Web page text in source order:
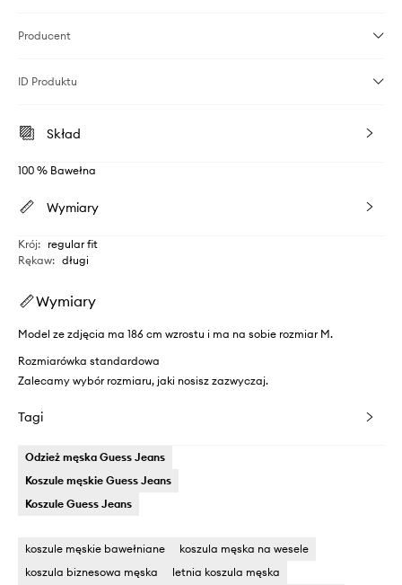
Producent
ID Produktu
Skład
100 % Bawełna
Wymiary
Krój: regular fit
Rękaw: długi
Wymiary
Model ze zdjęcia ma 186 cm wzrostu i ma na sobie rozmiar M.
Rozmiarówka standardowa
Zalecamy wybór rozmiaru, jaki nosisz zazwyczaj.
Tagi
Odzież męska Guess Jeans
Koszule męskie Guess Jeans
Koszule Guess Jeans
koszule męskie bawełniane
koszula męska na wesele
koszula biznesowa męska
letnia koszula męska